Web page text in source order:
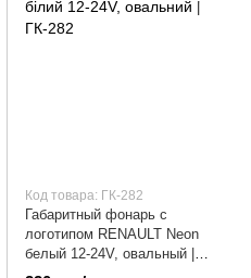
Код товара: ГК-282
Габаритный фонарь с
логотипом RENAULT Neon
белый 12-24V, овальный |
ГК-282